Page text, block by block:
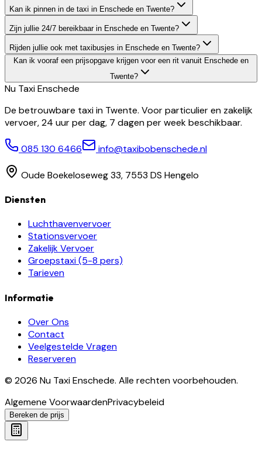
Kan ik pinnen in de taxi in Enschede en Twente?
Zijn jullie 24/7 bereikbaar in Enschede en Twente?
Rijden jullie ook met taxibusjes in Enschede en Twente?
Kan ik vooraf een prijsopgave krijgen voor een rit vanuit Enschede en
Twente?
Nu TaxiEnschede
De betrouwbare taxi in Twente. Voor particulier en zakelijk
vervoer, 24 uur per dag, 7 dagen per week beschikbaar.
085 130 6466 info@taxibobenschede.nl
Oude Boekeloseweg 33, 7553 DS Hengelo
Diensten
Luchthavenvervoer
Stationsvervoer
Zakelijk Vervoer
Groepstaxi (5-8 pers)
Tarieven
Informatie
Over Ons
Contact
Veelgestelde Vragen
Reserveren
© 2026 Nu Taxi Enschede. Alle rechten voorbehouden.
Algemene VoorwaardenPrivacybeleid
Bereken de prijs